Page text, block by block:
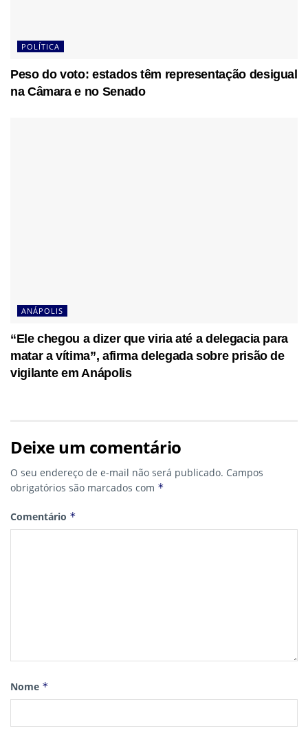
POLÍTICA
Peso do voto: estados têm representação desigual
na Câmara e no Senado
ANÁPOLIS
“Ele chegou a dizer que viria até a delegacia para
matar a vítima”, afirma delegada sobre prisão de
vigilante em Anápolis
Deixe um comentário
O seu endereço de e-mail não será publicado. Campos
obrigatórios são marcados com *
Comentário *
Nome *